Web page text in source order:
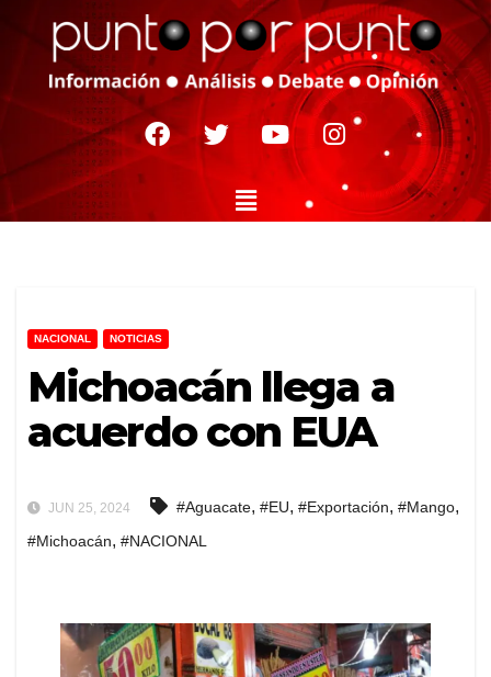
NACIONAL NOTICIAS
Michoacán llega a
acuerdo con EUA
JUN 25, 2024 #Aguacate, #EU, #Exportación, #Mango,
#Michoacán, #NACIONAL